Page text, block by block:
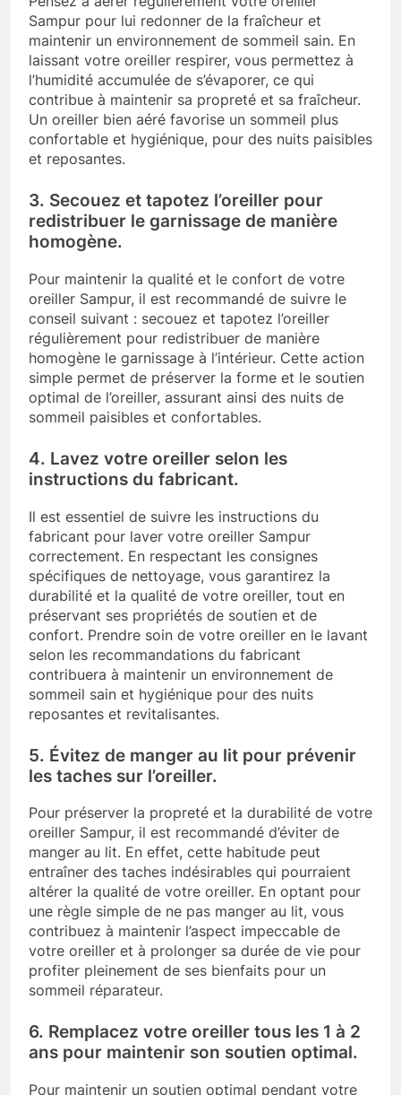
Sampur pour lui redonner de la fraîcheur et
maintenir un environnement de sommeil sain. En
laissant votre oreiller respirer, vous permettez à
l’humidité accumulée de s’évaporer, ce qui
contribue à maintenir sa propreté et sa fraîcheur.
Un oreiller bien aéré favorise un sommeil plus
confortable et hygiénique, pour des nuits paisibles
et reposantes.
3. Secouez et tapotez l’oreiller pour
redistribuer le garnissage de manière
homogène.
Pour maintenir la qualité et le confort de votre
oreiller Sampur, il est recommandé de suivre le
conseil suivant : secouez et tapotez l’oreiller
régulièrement pour redistribuer de manière
homogène le garnissage à l’intérieur. Cette action
simple permet de préserver la forme et le soutien
optimal de l’oreiller, assurant ainsi des nuits de
sommeil paisibles et confortables.
4. Lavez votre oreiller selon les
instructions du fabricant.
Il est essentiel de suivre les instructions du
fabricant pour laver votre oreiller Sampur
correctement. En respectant les consignes
spécifiques de nettoyage, vous garantirez la
durabilité et la qualité de votre oreiller, tout en
préservant ses propriétés de soutien et de
confort. Prendre soin de votre oreiller en le lavant
selon les recommandations du fabricant
contribuera à maintenir un environnement de
sommeil sain et hygiénique pour des nuits
reposantes et revitalisantes.
5. Évitez de manger au lit pour prévenir
les taches sur l’oreiller.
Pour préserver la propreté et la durabilité de votre
oreiller Sampur, il est recommandé d’éviter de
manger au lit. En effet, cette habitude peut
entraîner des taches indésirables qui pourraient
altérer la qualité de votre oreiller. En optant pour
une règle simple de ne pas manger au lit, vous
contribuez à maintenir l’aspect impeccable de
votre oreiller et à prolonger sa durée de vie pour
profiter pleinement de ses bienfaits pour un
sommeil réparateur.
6. Remplacez votre oreiller tous les 1 à 2
ans pour maintenir son soutien optimal.
Pour maintenir un soutien optimal pendant votre